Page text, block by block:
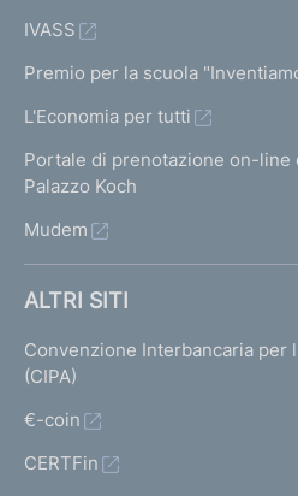
IVASS
Premio per la scuola
L'Economia per tutti
Portale di prenotazione on-line
Palazzo Koch
Mudem
ALTRI SITI
Convenzione Interbancaria per
(CIPA)
€-coin
CERTFin